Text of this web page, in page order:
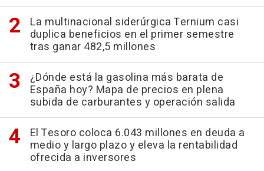
La multinacional siderúrgica Ternium casi
duplica beneficios en el primer semestre
tras ganar 482,5 millones
¿Dónde está la gasolina más barata de
España hoy? Mapa de precios en plena
subida de carburantes y operación salida
El Tesoro coloca 6.043 millones en deuda a
medio y largo plazo y eleva la rentabilidad
ofrecida a inversores